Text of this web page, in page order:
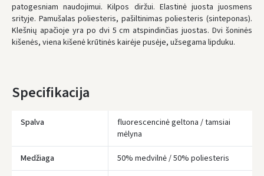
UŽSAKYMUS NUO80 € PRISTATOME NEMOKAMAI!
IKI NEMOKAMO PRISTATYMO TRŪKSTA: 80 €
patogesniam naudojimui. Kilpos diržui. Elastinė juosta juosmens
srityje. Pamušalas poliesteris, pašiltinimas poliesteris (sinteponas).
Klešnių apačioje yra po dvi 5 cm atspindinčias juostas. Dvi šoninės
kišenės, viena kišenė krūtinės kairėje pusėje, užsegama lipduku.
Specifikacija
Spalva
fluorescencinė geltona / tamsiai
mėlyna
Medžiaga 50% medvilnė / 50% poliesteris